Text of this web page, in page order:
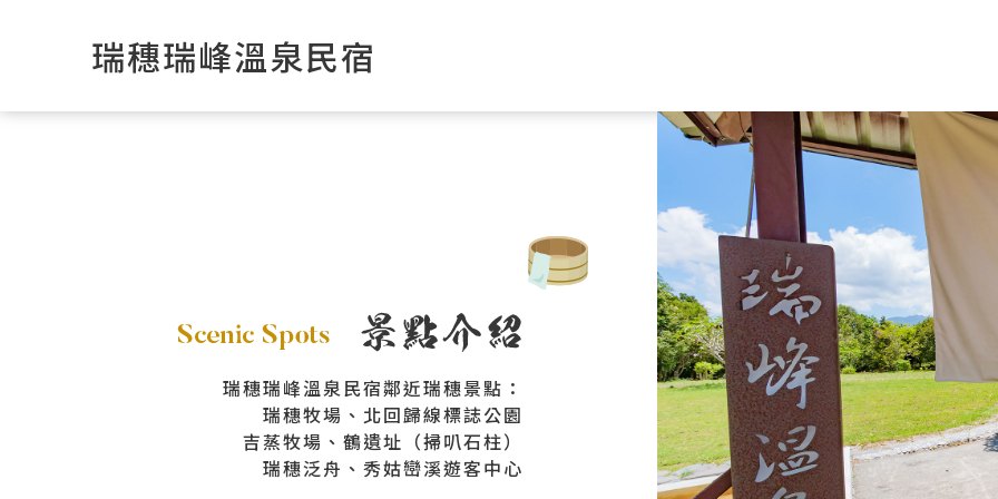
瑞穗瑞峰溫泉民宿
瑞穗瑞峰溫泉民宿鄰近瑞穗景點：
瑞穗牧場、北回歸線標誌公園
吉蒸牧場、鶴遺址（掃叭石柱）
瑞穗泛舟、秀姑巒溪遊客中心